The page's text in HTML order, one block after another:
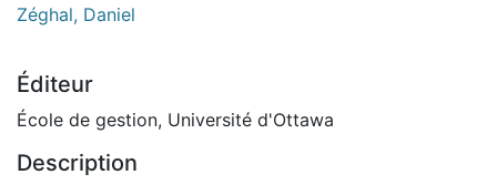
Zéghal, Daniel
Éditeur
École de gestion, Université d'Ottawa
Description